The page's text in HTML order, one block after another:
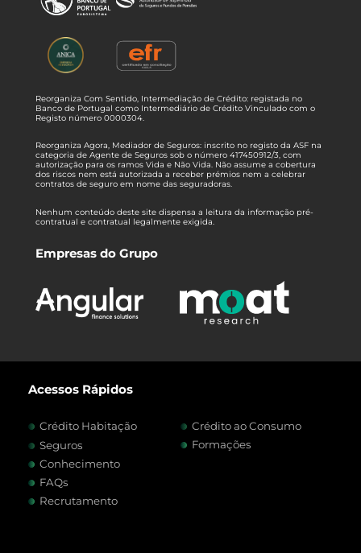
Reorganiza Com Sentido, Intermediação de Crédito: registada no
Banco de Portugal como Intermediário de Crédito Vinculado com o
Registo número 0000304.
Reorganiza Agora, Mediador de Seguros: inscrito no registo da ASF na
categoria de Agente de Seguros sob o número 417450912/3, com
autorização para os ramos Vida e Não Vida. Não assume a cobertura
dos riscos nem está autorizada a receber prémios nem a celebrar
contratos de seguro em nome das seguradoras.
Nenhum conteúdo deste site dispensa a leitura da informação pré-
contratual e contratual legalmente exigida.
Empresas do Grupo
Acessos Rápidos
Crédito Habitação
Crédito ao Consumo
Seguros
Formações
Conhecimento
FAQs
Recrutamento